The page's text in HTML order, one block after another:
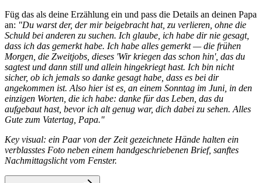
Füg das als deine Erzählung ein und pass die Details an deinen Papa
an: "Du warst der, der mir beigebracht hat, zu verlieren, ohne die
Schuld bei anderen zu suchen. Ich glaube, ich habe dir nie gesagt,
dass ich das gemerkt habe. Ich habe alles gemerkt — die frühen
Morgen, die Zweitjobs, dieses 'Wir kriegen das schon hin', das du
sagtest und dann still und allein hingekriegt hast. Ich bin nicht
sicher, ob ich jemals so danke gesagt habe, dass es bei dir
angekommen ist. Also hier ist es, an einem Sonntag im Juni, in den
einzigen Worten, die ich habe: danke für das Leben, das du
aufgebaut hast, bevor ich alt genug war, dich dabei zu sehen. Alles
Gute zum Vatertag, Papa."
Key visual: ein Paar von der Zeit gezeichnete Hände halten ein
verblasstes Foto neben einem handgeschriebenen Brief, sanftes
Nachmittagslicht vom Fenster.